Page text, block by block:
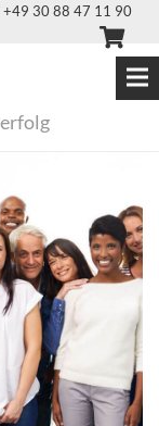
+49 30 88 47 11 90